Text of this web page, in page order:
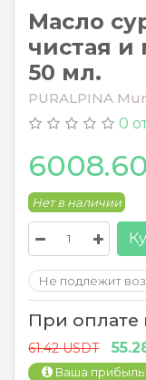
Масло
чистая и
50 мл.
PURALPINA
0
Нет в наличии
Не подлежит
При оплате
61.42 USDT
Ваша прибыль